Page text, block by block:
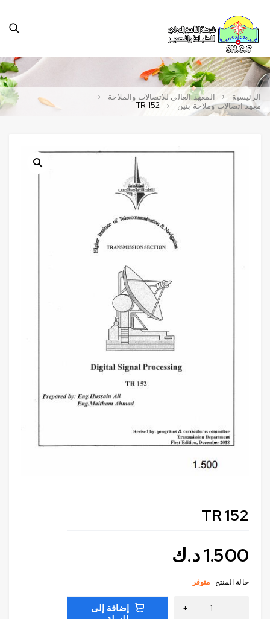
الرئيسية
المعهد العالي للاتصالات والملاحة
معهد اتصالات وملاحة بنين
TR 152
TR 152
1.500د.ك
حالة المنتج متوفر
إضافة إلى